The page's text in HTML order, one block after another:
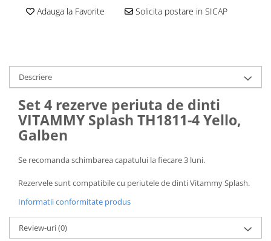
Manichiura-pedichiura
Periute de dinti electrice
Irigatoare bucale
Accesorii si rezerve
Ondulatoare si placi de par
Ondulatoare
Placi de par
Perii electrice
Articole ingrijire copii
Adauga la Favorite Solicita postare in SICAP
Descriere
Set 4 rezerve periuta de dinti
VITAMMY Splash TH1811-4Yello,
Galben
Se recomanda schimbarea capatului la fiecare 3 luni.
Rezervele sunt compatibile cu periutele de dinti Vitammy Splash.
Informatii conformitate produs
Review-uri(0)